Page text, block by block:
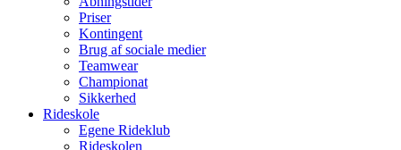
Priser
Kontingent
Brug af sociale medier
Teamwear
Championat
Sikkerhed
Rideskole
Egene Rideklub
Rideskolen